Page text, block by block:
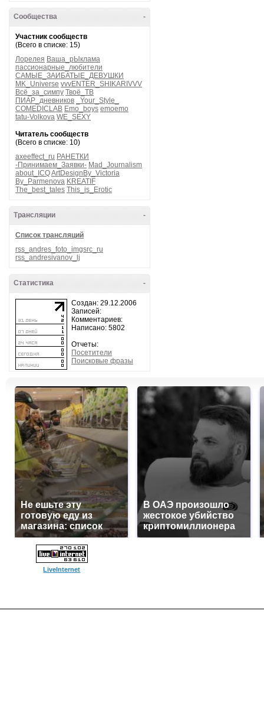
-
Сообщества
Участник сообществ
(Всего в списке: 15)
Лорелея Ваша_рЫклама
пассионарные_любители
САМЫЕ_ЗАИБАТЫЕ_ДЕВУШКИ
MK_Universe vvvENTER_SHIKARIVVV
Всё_за_симпу Твоё_ТВ
ПИАР_дневников
_Your_Style_
COMEDICLAB Emo_boys emoemo
tatu-Volkova WE_SEXY
Читатель сообществ
(Всего в списке: 10)
axeeffect_ru РАНЕТКИ
-Принимаем_Заявки- Mad_Journalism
about_ICQArtDesignBy_Victoria
By_Parmenova KREATIF
The_best_tales This_is_Erotic
-
Трансляции
Список трансляций
rss_andres_foto_imgsrc_ru
rss_andresivanov_lj
-
Статистика
Создан: 29.12.2006
Записей:
Комментариев:
Написано: 5802
Отчеты:
Посетители
Поисковые фразы
Не ешьте эту
готовую еду из
магазина: список
В ОАЭ произошло
жестокое убийство
криптомиллионера
LiveInternet